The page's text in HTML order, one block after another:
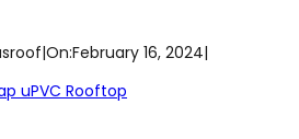
|On:February 16, 2024|
uPVC Rooftop